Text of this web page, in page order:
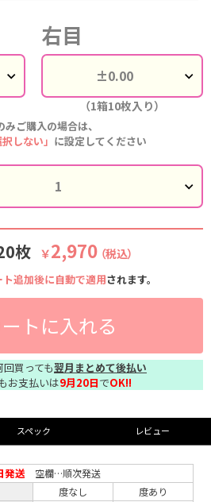
右目
（1箱10枚入り）
ご購入の場合は、
しない」 に設定してください
枚 ￥2,970 （税込）
ト追加後に自動で適用されます。
トに入れる
回買っても翌月まとめて後払い
お支払いは9月20日でOK!!
スペック レビュー
発送 空欄…順次発送
度なし
度あり